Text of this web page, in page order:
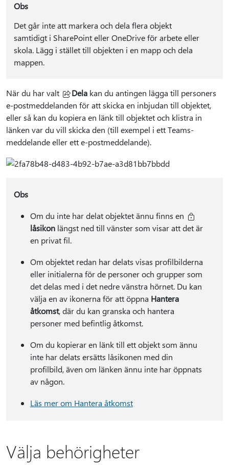
Obs
Det går inte att markera och dela flera objekt
samtidigt i SharePoint eller OneDrive för arbete eller
skola. Lägg i stället till objekten i en mapp och dela
mappen.
När du har valt Dela kan du antingen lägga till personers
e-postmeddelanden för att skicka en inbjudan till objektet,
eller så kan du kopiera en länk till objektet och klistra in
länken var du vill skicka den (till exempel i ett Teams-
meddelande eller ett e-postmeddelande).
Obs
Om du inte har delat objektet ännu finns en
låsikonlängst ned till vänster som visar att det är
en privat fil.
Om objektet redan har delats visas profilbilderna
eller initialerna för de personer och grupper som
det delas med i det nedre vänstra hörnet. Du kan
välja en av ikonerna för att öppna Hantera
åtkomst, där du kan granska och hantera
personer med befintlig åtkomst.
Om du kopierar en länk till ett objekt som ännu
inte har delats ersätts låsikonen med din
profilbild, även om länken ännu inte har öppnats
av någon.
Läs mer om Hantera åtkomst
Välja behörigheter